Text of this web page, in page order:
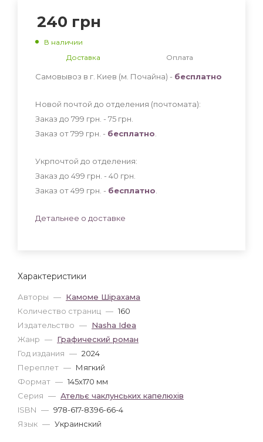
Характеристики
Авторы — Камоме Шірахама
Количество страниц — 160
Издательство — Nasha Idea
Жанр — Графический роман
Год издания — 2024
Переплет — Мягкий
Формат — 145x170 мм
Серия — Ательє чаклунських капелюхів
ISBN — 978-617-8396-66-4
Язык — Украинский
240 грн
В наличии
Доставка
Оплата
Самовывоз в г. Киев (м. Почайна) - бесплатно
Новой почтой до отделения (почтомата):
Заказ до 799 грн. - 75 грн
Заказ от 799 грн. - бесплатно
Укрпочтой до отделения:
Заказ до 499 грн. - 40 грн
Заказ от 499 грн. - бесплатно
Детальнее о доставке